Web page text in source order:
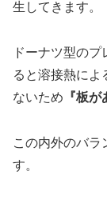
生してきます。
ドーナツ型の
ると溶接熱によ
ないため 『板が
この内外のバラ
す。